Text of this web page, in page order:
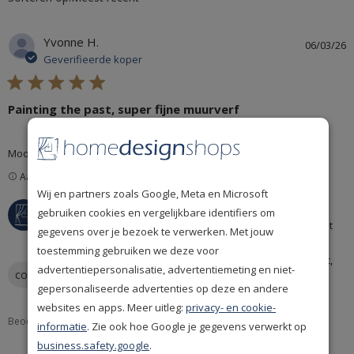
color finish quality paint
Yvonne H.
Geverifieerde koper
5 star rating
Painting the past, super fijne muurverf
Mooie, goede kwaliteit muurverf
read more about review content
Beoordeeld Product: Painting the Past Old White (NN01)
Reactie van winkeleigenaar op beoordeling van Home
Design Shops over Fri Mar 06 2026
Home Design Shops
Bedankt voor je review! 😊 Wat leuk dat je zo tevreden bent
over de Painting the Past Old White. Deze muurverf staat
bekend om zijn mooie, zachte uitstraling en sterke kwaliteit,
dus fijn dat je dat ook zo ervaart. Veel plezier met het
eindresultaat en bedankt dat je dit met ons deelt!
Aangemoedigde recensie
06/03/26
Wij en partners zoals Google, Meta en Microsoft
gebruiken cookies en vergelijkbare identifiers om
gegevens over je bezoek te verwerken. Met jouw
toestemming gebruiken we deze voor
advertentiepersonalisatie, advertentiemeting en niet-
gepersonaliseerde advertenties op deze en andere
websites en apps. Meer uitleg:privacy- en cookie-
informatie. Zie ook hoe Google je gegevens verwerkt op
business.safety.google.